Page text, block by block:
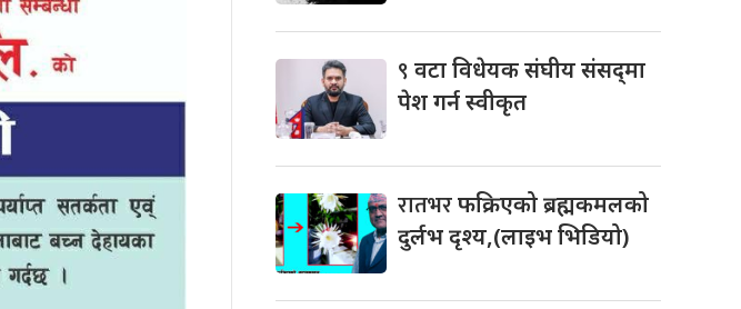
९वटा विधेयक संघीय संसद्‌मा
पेश गर्न स्वीकृत
रातभरफक्रिएको ब्रह्मकमलको
दुर्लभ दृश्य,(लाइभ भिडियो)